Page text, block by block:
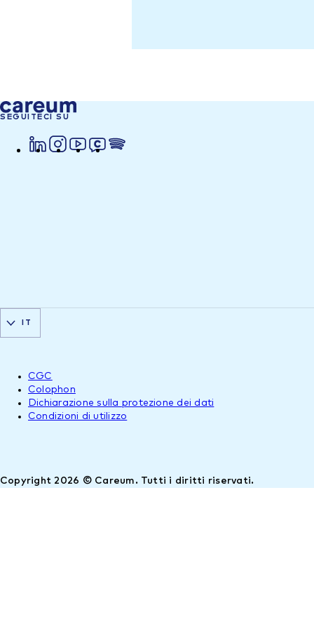
SEGUITECI SU
Copyright 2026 © Careum. Tutti i diritti riservati.
CGC
Colophon
Dichiarazione sulla protezione dei dati
Condizioni di utilizzo
IT